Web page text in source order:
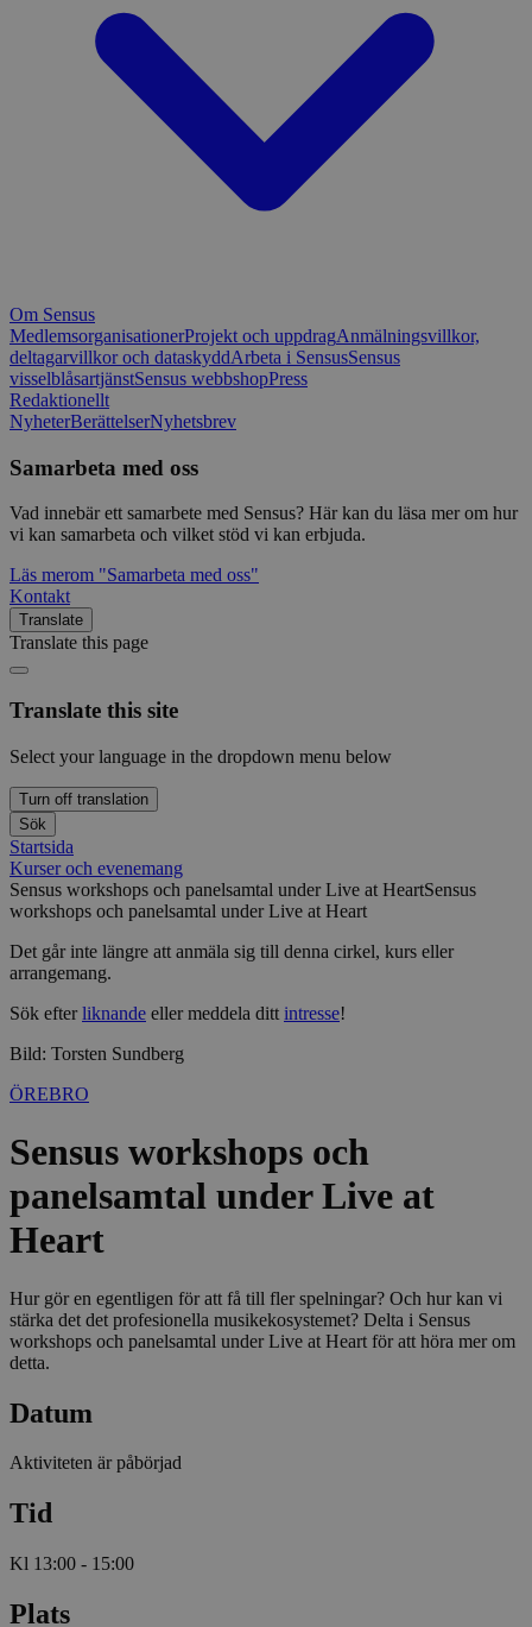
Om Sensus
MedlemsorganisationerProjekt och uppdragAnmälningsvillkor,
deltagarvillkor och dataskyddArbeta i SensusSensus
visselblåsartjänstSensus webbshopPress
Redaktionellt
NyheterBerättelserNyhetsbrev
Samarbeta med oss
Vad innebär ett samarbete med Sensus? Här kan du läsa mer om hur
vi kan samarbeta och vilket stöd vi kan erbjuda.
Läs merom "Samarbeta med oss"
Kontakt
Translate
Translate this page
Translate this site
Select your language in the dropdown menu below
Turn off translation
Sök
Startsida
Kurser och evenemang
Sensus workshops och panelsamtal under Live at HeartSensus
workshops och panelsamtal under Live at Heart
Det går inte längre att anmäla sig till denna cirkel, kurs eller
arrangemang.
Sök efterliknande eller meddela ditt intresse!
Bild: Torsten Sundberg
ÖREBRO
Sensus workshops och
panelsamtal under Live at
Heart
Hur gör en egentligen för att få till fler spelningar? Och hur kan vi
stärka det det profesionella musikekosystemet? Delta i Sensus
workshops och panelsamtal under Live at Heart för att höra mer om
detta.
Datum
Aktiviteten är påbörjad
Tid
Kl 13:00 - 15:00
Plats